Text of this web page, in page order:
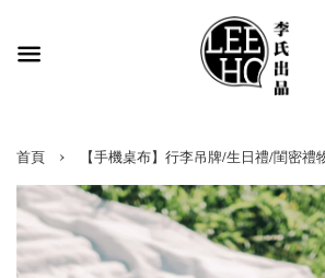
首頁 › 【手機桌布】行李吊牌/生日禮/閨密禮